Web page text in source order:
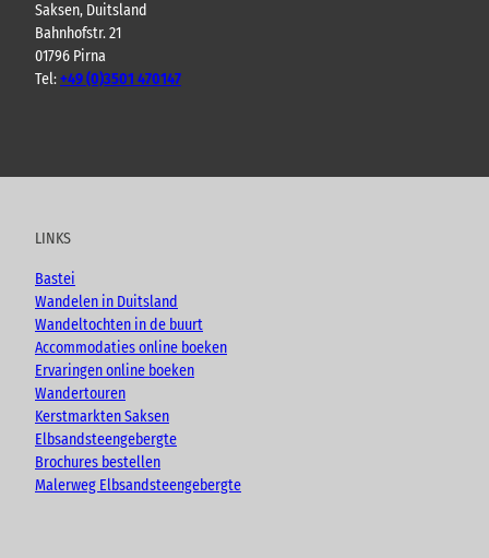
Saksen, Duitsland
Bahnhofstr. 21
01796 Pirna
Tel:+49 (0)3501 470147
u
e
c
o
k
s
a
m
o
LINKS
Bastei
Wandelen in Duitsland
Wandeltochten in de buurt
Accommodaties online boeken
Ervaringen online boeken
Wandertouren
Kerstmarkten Saksen
Elbsandsteengebergte
Brochures bestellen
Malerweg Elbsandsteengebergte